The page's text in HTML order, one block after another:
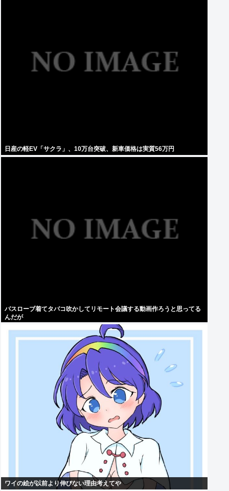
日産の軽EV「サクラ」、10万台突破、新車価格は実質56万円
バスローブ着てタバコ吹かしてリモート会議する動画作ろうと思ってる
んだが
ワイの絵が以前より伸びない理由考えてや